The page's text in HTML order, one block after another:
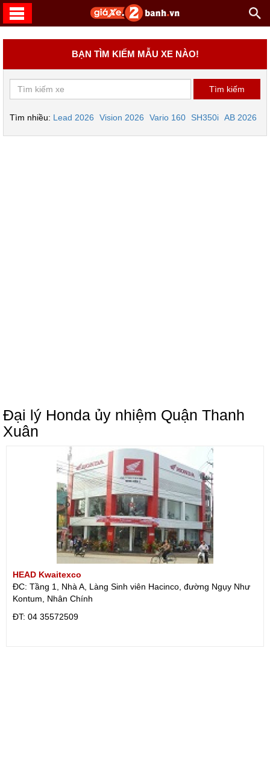
BẠN TÌM KIẾM MẪU XE NÀO!
Tìm nhiều: Lead 2026 Vision 2026 Vario 160 SH350i AB 2026
Đại lý Honda ủy nhiệm Quận Thanh
Xuân
HEAD Kwaitexco
ĐC: Tầng 1, Nhà A, Làng Sinh viên Hacinco, đường Ngụy Như
Kontum, Nhân Chính
ÐT: 04 35572509